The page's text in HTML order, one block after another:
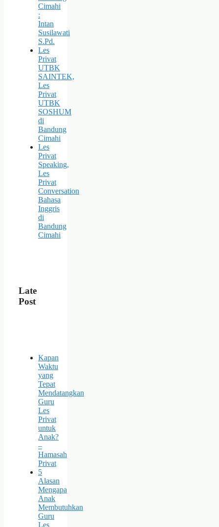
Cimahi
:
Intan
Susilawati
S.Pd.
Les
Privat
UTBK
SAINTEK,
Les
Privat
UTBK
SOSHUM
di
Bandung
Cimahi
Les
Privat
Speaking,
Les
Privat
Conversation
Bahasa
Inggris
di
Bandung
Cimahi
Late
Post
Kapan
Waktu
yang
Tepat
Mendatangkan
Guru
Les
Privat
untuk
Anak?
–
Hamasah
Privat
5
Alasan
Mengapa
Anak
Membutuhkan
Guru
Les